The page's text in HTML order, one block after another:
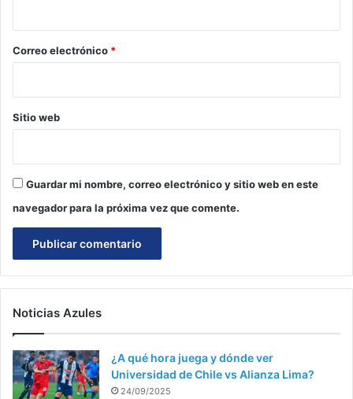
*
Correo electrónico *
Sitio web
Guardar mi nombre, correo electrónico y sitio web en este
navegador para la próxima vez que comente.
Noticias Azules
¿A qué hora juega y dónde ver
Universidad de Chile vs Alianza Lima?
24/09/2025